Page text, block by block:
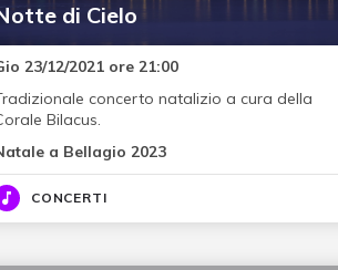
di Cielo
23/12/2021 ore 21:00
concerto natalizio a cura della
Bilacus.
a Bellagio 2023
CONCERTI